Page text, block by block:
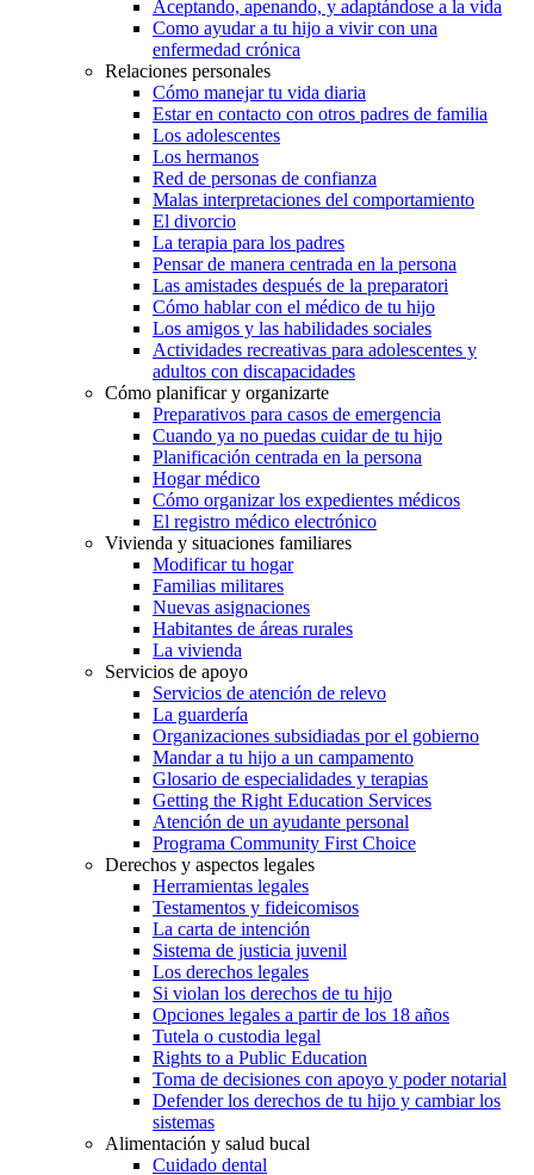
Aceptando, apenando, y adaptándose a la vida
Como ayudar a tu hijo a vivir con una
enfermedad crónica
Relaciones personales
Cómo manejar tu vida diaria
Estar en contacto con otros padres de familia
Los adolescentes
Los hermanos
Red de personas de confianza
Malas interpretaciones del comportamiento
El divorcio
La terapia para los padres
Pensar de manera centrada en la persona
Las amistades después de la preparatori
Cómo hablar con el médico de tu hijo
Los amigos y las habilidades sociales
Actividades recreativas para adolescentes y
adultos con discapacidades
Cómo planificar y organizarte
Preparativos para casos de emergencia
Cuando ya no puedas cuidar de tu hijo
Planificación centrada en la persona
Hogar médico
Cómo organizar los expedientes médicos
El registro médico electrónico
Vivienda y situaciones familiares
Modificar tu hogar
Familias militares
Nuevas asignaciones
Habitantes de áreas rurales
La vivienda
Servicios de apoyo
Servicios de atención de relevo
La guardería
Organizaciones subsidiadas por el gobierno
Mandar a tu hijo a un campamento
Glosario de especialidades y terapias
Getting the Right Education Services
Atención de un ayudante personal
Programa Community First Choice
Derechos y aspectos legales
Herramientas legales
Testamentos y fideicomisos
La carta de intención
Sistema de justicia juvenil
Los derechos legales
Si violan los derechos de tu hijo
Opciones legales a partir de los 18 años
Tutela o custodia legal
Rights to a Public Education
Toma de decisiones con apoyo y poder notarial
Defender los derechos de tu hijo y cambiar los
sistemas
Alimentación y salud bucal
Cuidado dental